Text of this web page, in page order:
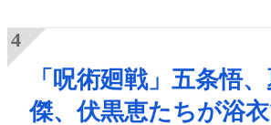
「呪術廻戦」五条悟
傑、伏黒恵たちが浴